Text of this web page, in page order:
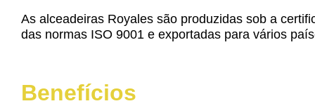
As alceadeiras Royales são produzidas sob a
das normas ISO 9001 e exportadas para vários
Benefícios